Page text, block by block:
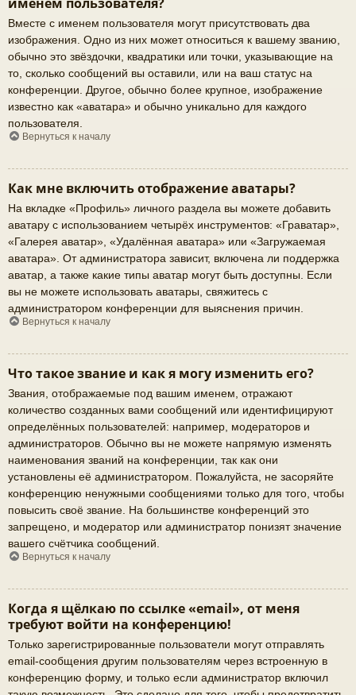
Вместе с именем пользователя могут присутствовать два
изображения. Одно из них может относиться к вашему званию,
обычно это звёздочки, квадратики или точки, указывающие на
то, сколько сообщений вы оставили, или на ваш статус на
конференции. Другое, обычно более крупное, изображение
известно как «аватара» и обычно уникально для каждого
пользователя.
Вернуться к началу
Как мне включить отображение аватары?
На вкладке «Профиль» личного раздела вы можете добавить
аватару с использованием четырёх инструментов: «Граватар»,
«Галерея аватар», «Удалённая аватара» или «Загружаемая
аватара». От администратора зависит, включена ли поддержка
аватар, а также какие типы аватар могут быть доступны. Если
вы не можете использовать аватары, свяжитесь с
администратором конференции для выяснения причин.
Вернуться к началу
Что такое звание и как я могу изменить его?
Звания, отображаемые под вашим именем, отражают
количество созданных вами сообщений или идентифицируют
определённых пользователей: например, модераторов и
администраторов. Обычно вы не можете напрямую изменять
наименования званий на конференции, так как они
установлены её администратором. Пожалуйста, не засоряйте
конференцию ненужными сообщениями только для того, чтобы
повысить своё звание. На большинстве конференций это
запрещено, и модератор или администратор понизят значение
вашего счётчика сообщений.
Вернуться к началу
Когда я щёлкаю по ссылке «email», от меня
требуют войти на конференцию!
Только зарегистрированные пользователи могут отправлять
email-сообщения другим пользователям через встроенную в
конференцию форму, и только если администратор включил